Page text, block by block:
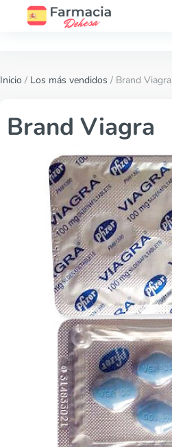
Inicio / Los más vendidos / Brand Viagra
Brand Viagra